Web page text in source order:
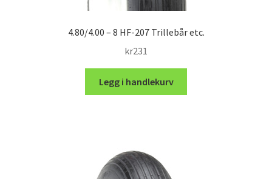
4.80/4.00 – 8 HF-207 Trillebår etc.
kr231
Legg i handlekurv